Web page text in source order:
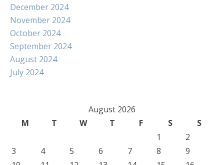
December 2024
November 2024
October 2024
September 2024
August 2024
July 2024
August 2026
M
T W T F S
S
1
2
3
4 5 6 7 8
9